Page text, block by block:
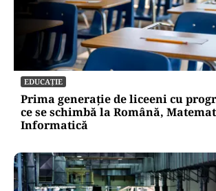
EDUCAȚIE
Prima generație de liceeni cu
ce se schimbă la Română,
Informatică